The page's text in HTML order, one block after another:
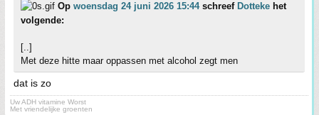
Op woensdag 24 juni 2026 15:44schreef Dotteke het
volgende:
[..]
Met deze hitte maar oppassen met alcohol zegt men
dat is zo
Uw ADH vitamine Worst
Met vriendelijke groenten